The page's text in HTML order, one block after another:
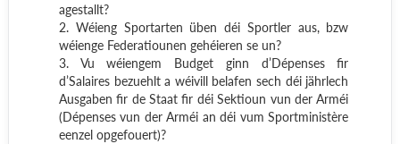
agestallt?
2. Wéieng Sportarten üben déi Sportler aus, bzw
wéienge Federatiounen gehéieren se un?
3. Vu wéiengem Budget ginn d’Dépenses fir
d’Salaires bezuehlt a wéivill belafen sech déi jährlech
Ausgaben fir de Staat fir déi Sektioun vun der Arméi
(Dépenses vun der Arméi an déi vum Sportministère
eenzel opgefouert)?